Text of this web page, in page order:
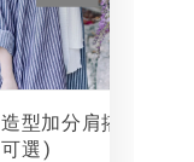
造型加分肩搭(4色
可選)